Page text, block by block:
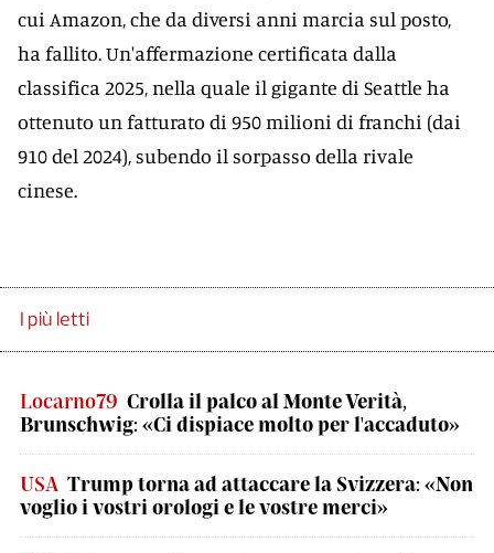
cui Amazon, che da diversi anni marcia sul posto,
ha fallito. Un'affermazione certificata dalla
classifica 2025, nella quale il gigante di Seattle ha
ottenuto un fatturato di 950 milioni di franchi (dai
910 del 2024), subendo il sorpasso della rivale
cinese.
I più letti
Locarno79 Crolla il palco al Monte Verità,
Brunschwig: «Ci dispiace molto per l'accaduto»
USA Trump torna ad attaccare la Svizzera: «Non
voglio i vostri orologi e le vostre merci»